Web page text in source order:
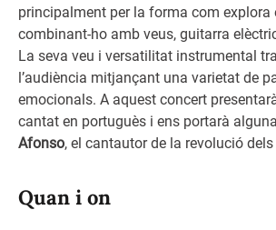
principalment per la forma com explora
combinant-ho amb veus, guitarra
La seva veu i versatilitat instrumental
l’audiència mitjançant una varietat de
emocionals. A aquest concert
cantat en portuguès i ens portarà
Afonso, el cantautor de la revolució
Quan i on